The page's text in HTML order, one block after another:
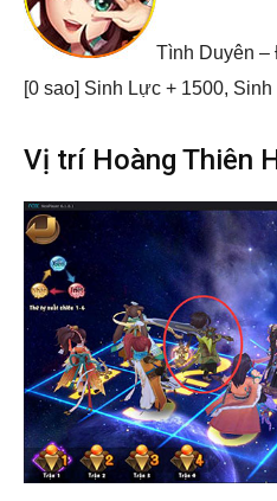
Tình Duyên –
[0 sao] Sinh Lực + 1500,
Vị trí Hoàng Thiên